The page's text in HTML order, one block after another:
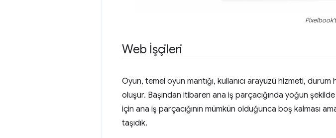
Web İşçileri
Oyun, temel oyun mantığı, kullanıcı arayüzü hizmeti,
oluşur. Başından itibaren ana iş parçacığında yoğun
için ana iş parçacığının mümkün olduğunca boş kalması
taşıdık.